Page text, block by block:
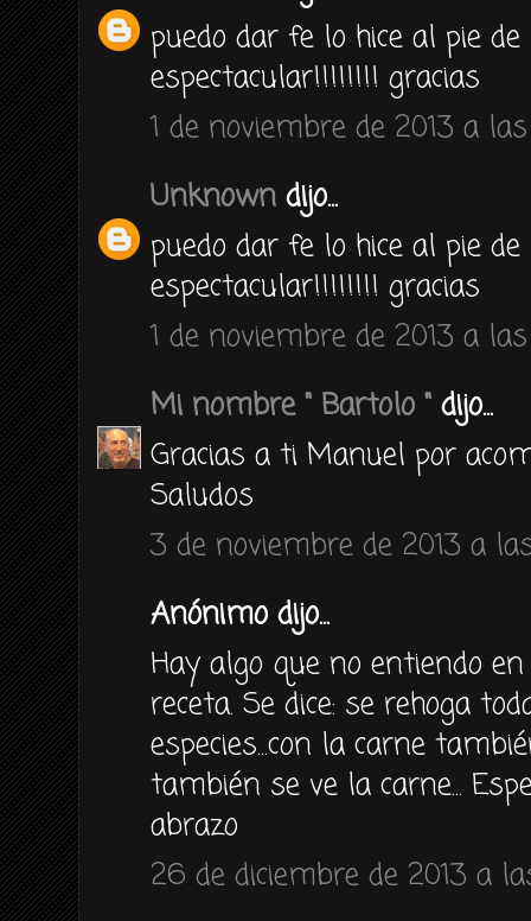
puedo dar fe lo hice al pie
espectacular!!!!!!!! gracias
1 de noviembre de 2013 a las
Unknown dijo...
puedo dar fe lo hice al pie
espectacular!!!!!!!! gracias
1 de noviembre de 2013 a las
Mi nombre " Bartolo " dijo...
Gracias a ti Manuel por
Saludos
3 de noviembre de 2013 a
Anónimo dijo...
Hay algo que no entiendo
receta. Se dice: se rehoga
especies...con la carne
también se ve la carne...
abrazo
26 de diciembre de 2013 a